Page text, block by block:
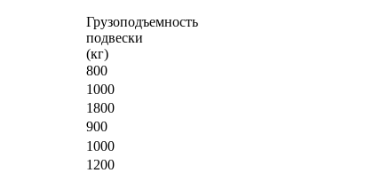
Грузоподъемность
подвески
(кг)
800
1000
1800
900
1000
1200